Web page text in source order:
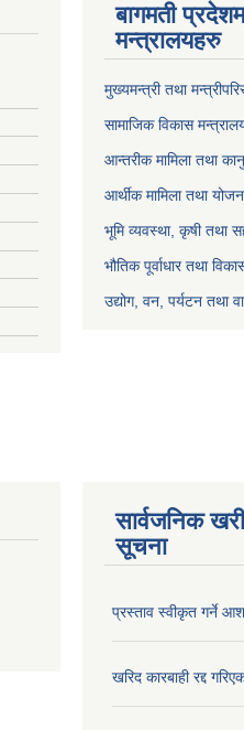
बागमती
मन्त्रालयहरु
मुख्यमन्त्री तथा
सामाजिक विकास
आन्तरीक मामिला तथा
आर्थीक मामिला तथा
भूमि व्यवस्था, कृषी तथा
भौतिक पूर्वाधार तथा
उद्योग, वन, पर्यटन तथा
सार्वजनिक
सूचना
प्रस्ताव स्वीकृत गर्ने
खरिद कारबाही रद्द